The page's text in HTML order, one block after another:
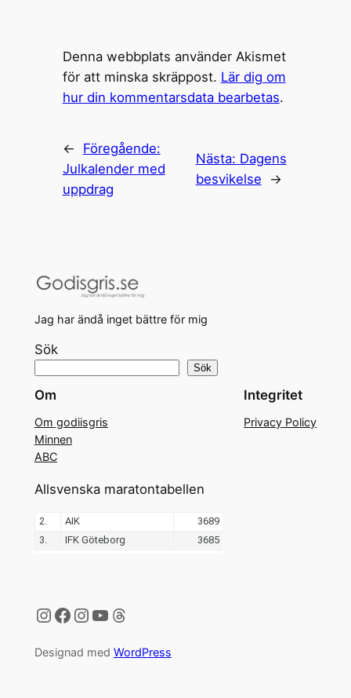
Denna webbplats använder Akismet
för att minska skräppost. Lär dig om
hur din kommentarsdata bearbetas.
←
Föregående:
Julkalender med
uppdrag
Nästa: Dagens
besvikelse
→
Jag har ändå inget bättre för mig
Sök
Sök
Om
Om godiisgris
Minnen
ABC
Integritet
Privacy Policy
Allsvenska maratontabellen
Instagram
Facebook
Instagram
YouTube
Threads
Designad med WordPress